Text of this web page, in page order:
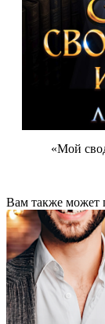
«Мой
Вам также может